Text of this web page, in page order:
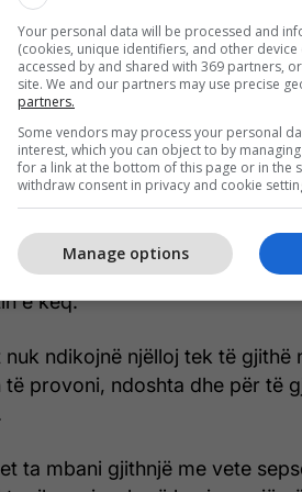
të errët për jetën mund të
t'i përballojnë me të qeshur
faqet e një libri mund të gjesh
që të ndodh ty në jetën
një tradhti, probleme me
e keq.
ndikojnë njëlloj tek të gjithë
të provoni, ndoshta dhe për të
ta mbani gjithnjë me vete
Your personal data will be processed and
(cookies, unique identifiers, and other
accessed by and shared with 369 partners,
site. We and our partners may use precise
partners.
Some vendors may process your personal
interest, which you can object to by
for a link at the bottom of this page or in the
withdraw consent in privacy and cookie
Manage options